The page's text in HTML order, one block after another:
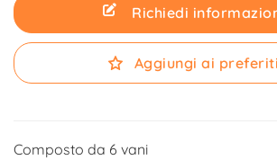
Richiedi
Aggiungi ai preferiti
Composto da 6 vani